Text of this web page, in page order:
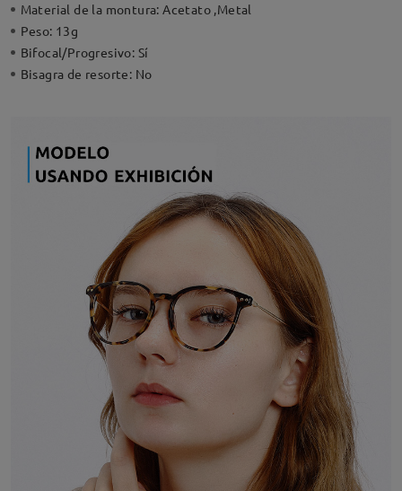
Material de la montura:Acetato ,Metal
Peso: 13g
Bifocal/Progresivo: Sí
Bisagra de resorte: No